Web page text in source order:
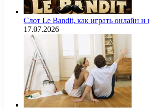
Слот Le Bandit, как играть онлайн и
17.07.2026